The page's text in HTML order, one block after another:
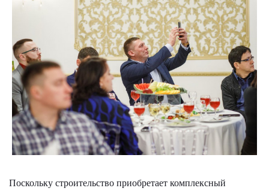
Поскольку строительство приобретает комплексный